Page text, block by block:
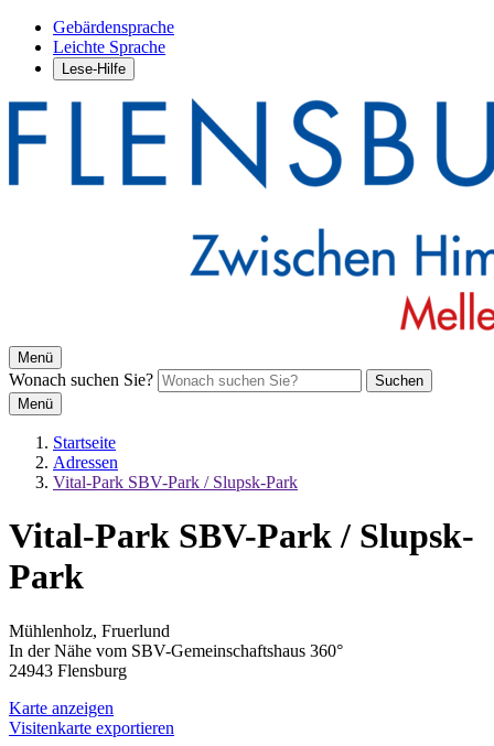
Gebärdensprache
Leichte Sprache
Lese-Hilfe
Menü
Wonach suchen Sie?
Suchen
Menü
Startseite
Adressen
Vital-Park SBV-Park / Slupsk-Park
Vital-Park SBV-Park / Slupsk-
Park
Mühlenholz, Fruerlund
In der Nähe vom SBV-Gemeinschaftshaus 360°
24943 Flensburg
Karte anzeigen
Visitenkarte exportieren